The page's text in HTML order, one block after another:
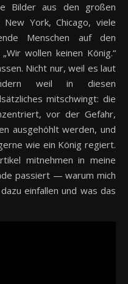
York, Chicago, viele
Menschen auf den
wollen keinen König.“
Nicht nur, weil es laut
weil in diesen
mitschwingt: die
vor der Gefahr,
ausgehöhlt werden, und
wie ein König regiert.
mitnehmen in meine
passiert — warum mich
einfallen und was das